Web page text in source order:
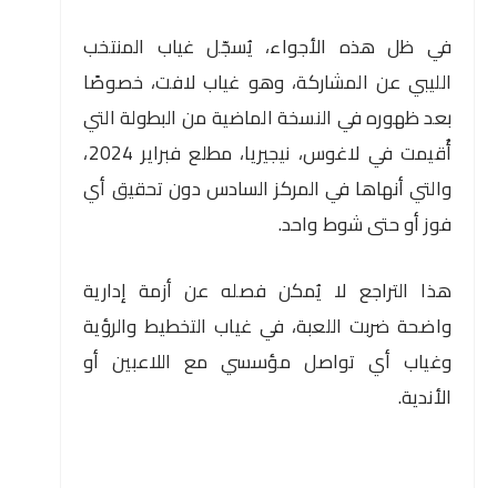
في ظل هذه الأجواء، يُسجّل غياب المنتخب
الليبي عن المشاركة، وهو غياب لافت، خصوصًا
بعد ظهوره في النسخة الماضية من البطولة التي
أُقيمت في لاغوس، نيجيريا، مطلع فبراير 2024،
والتي أنهاها في المركز السادس دون تحقيق أي
فوز أو حتى شوط واحد.
هذا التراجع لا يُمكن فصله عن أزمة إدارية
واضحة ضربت اللعبة، في غياب التخطيط والرؤية
وغياب أي تواصل مؤسسي مع اللاعبين أو
الأندية.